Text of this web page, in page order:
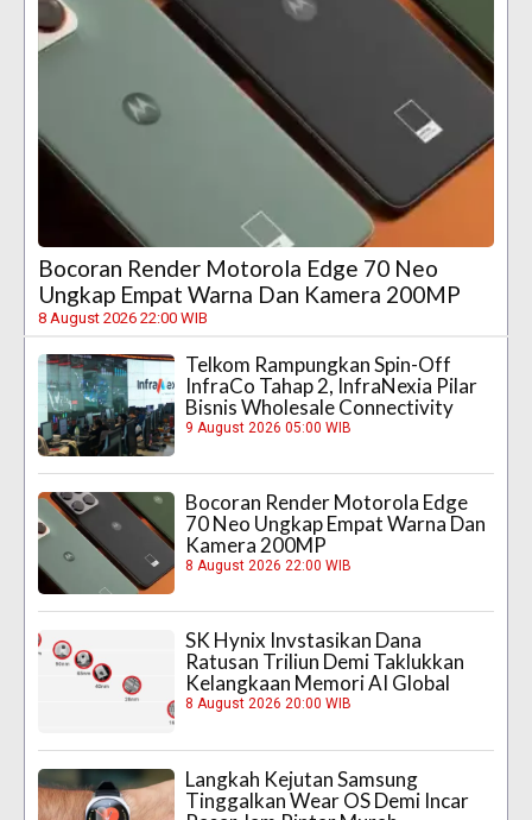
Bocoran Render Motorola Edge 70 Neo
Ungkap Empat Warna Dan Kamera 200MP
8 August 2026 22:00 WIB
Telkom Rampungkan Spin-Off
InfraCo Tahap 2, InfraNexia Pilar
Bisnis Wholesale Connectivity
9 August 2026 05:00 WIB
Bocoran Render Motorola Edge
70 Neo Ungkap Empat Warna Dan
Kamera 200MP
8 August 2026 22:00 WIB
SK Hynix Invstasikan Dana
Ratusan Triliun Demi Taklukkan
Kelangkaan Memori AI Global
8 August 2026 20:00 WIB
Langkah Kejutan Samsung
Tinggalkan Wear OS Demi Incar